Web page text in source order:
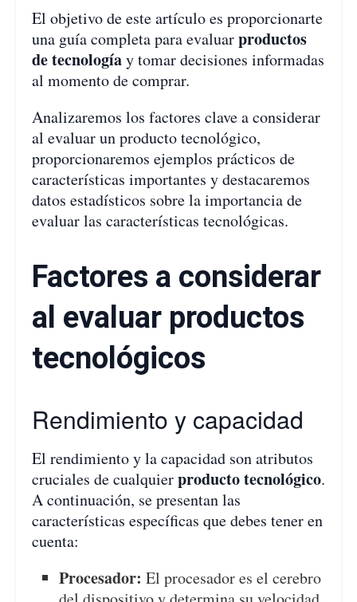
El objetivo de este artículo es proporcionarte
una guía completa para evaluarproductos
de tecnologíay tomar decisiones informadas
al momento de comprar.
Analizaremos los factores clave a considerar
al evaluar un producto tecnológico,
proporcionaremos ejemplos prácticos de
características importantes y destacaremos
datos estadísticos sobre la importancia de
evaluar las características tecnológicas.
Factores a considerar
al evaluar productos
tecnológicos
Rendimiento y capacidad
El rendimiento y la capacidad son atributos
cruciales de cualquierproducto tecnológico.
A continuación, se presentan las
características específicas que debes tener en
cuenta:
Procesador: El procesador es el cerebro